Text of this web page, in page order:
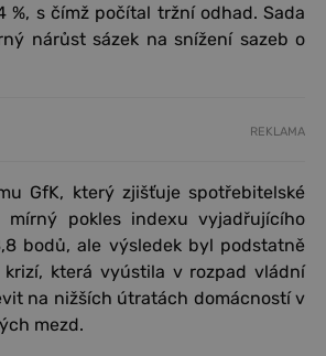
%, s čímž počítal tržní odhad. Sada
nárůst sázek na snížení sazeb o
REKLAMA
GfK, který zjišťuje spotřebitelské
mírný pokles indexu vyjadřujícího
bodů, ale výsledek byl podstatně
která vyústila v rozpad vládní
na nižších útratách domácností v
mezd.